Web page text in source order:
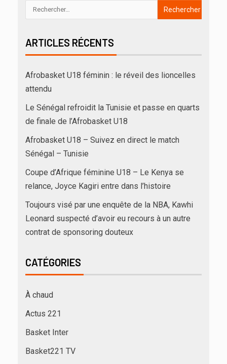
ARTICLES RÉCENTS
Afrobasket U18 féminin : le réveil des lioncelles
attendu
Le Sénégal refroidit la Tunisie et passe en quarts
de finale de l’Afrobasket U18
Afrobasket U18 – Suivez en direct le match
Sénégal – Tunisie
Coupe d’Afrique féminine U18 – Le Kenya se
relance, Joyce Kagiri entre dans l’histoire
Toujours visé par une enquête de la NBA, Kawhi
Leonard suspecté d’avoir eu recours à un autre
contrat de sponsoring douteux
CATÉGORIES
À chaud
Actus 221
Basket Inter
Basket221 TV